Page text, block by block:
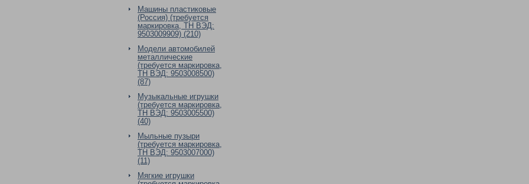
Машины пластиковые
(Россия) (требуется
маркировка, ТН ВЭД:
9503009909) (210)
Модели автомобилей
металлические
(требуется маркировка,
ТН ВЭД: 9503008500)
(87)
Музыкальные игрушки
(требуется маркировка,
ТН ВЭД: 9503005500)
(40)
Мыльные пузыри
(требуется маркировка,
ТН ВЭД: 9503007000)
(11)
Мягкие игрушки